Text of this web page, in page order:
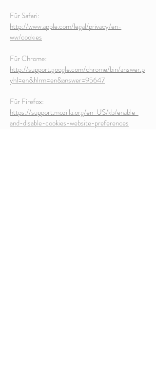
Für Safari:
http://www.apple.com/legal/privacy/en-
ww/cookies
Für Chrome:
http://support.google.com/chrome/bin/answer.p
yhl=en&hlrm=en&answer=95647
Für Firefox:
https://support.mozilla.org/en-US/kb/enable-
and-disable-cookies-website-preferences